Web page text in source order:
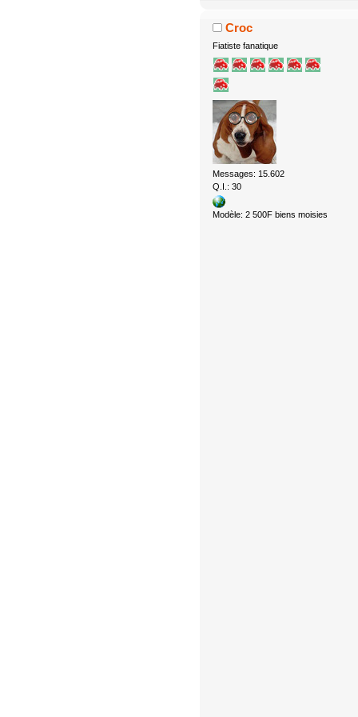
Croc
Fiatiste fanatique
Messages: 15.602
Q.I.: 30
Modèle: 2 500F biens moisies